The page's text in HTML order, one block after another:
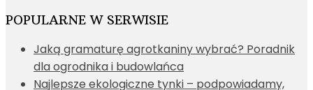
POPULARNE W SERWISIE
Jaką gramaturę agrotkaniny wybrać? Poradnik
dla ogrodnika i budowlańca
Najlepsze ekologiczne tynki – podpowiadamy,